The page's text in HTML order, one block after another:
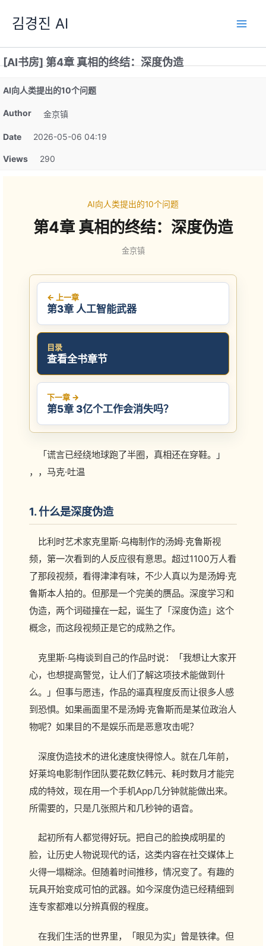
容
김경진 AI
[AI书房] 第4章 真相的终结：深度伪造
AI向人类提出的10个问题
Author 金京镇
Date 2026-05-06 04:19
Views 290
AI向人类提出的10个问题
第4章 真相的终结：深度伪造
金京镇
← 上一章
第3章 人工智能武器
目录
查看全书章节
下一章 →
第5章 3亿个工作会消失吗？
「谎言已经绕地球跑了半圈，真相还在穿鞋。」
，，马克·吐温
1. 什么是深度伪造
比利时艺术家克里斯·乌梅制作的汤姆·克鲁斯视
频，第一次看到的人反应很有意思。超过1100万人看
了那段视频，看得津津有味，不少人真以为是汤姆·克
鲁斯本人拍的。但那是一个完美的赝品。深度学习和
伪造，两个词碰撞在一起，诞生了「深度伪造」这个
概念，而这段视频正是它的成熟之作。
克里斯·乌梅谈到自己的作品时说：「我想让大家开
心，也想提高警觉，让人们了解这项技术能做到什
么。」但事与愿违，作品的逼真程度反而让很多人感
到恐惧。如果画面里不是汤姆·克鲁斯而是某位政治人
物呢？如果目的不是娱乐而是恶意攻击呢？
深度伪造技术的进化速度快得惊人。就在几年前，
好莱坞电影制作团队要花数亿韩元、耗时数月才能完
成的特效，现在用一个手机App几分钟就能做出来。
所需要的，只是几张照片和几秒钟的语音。
起初所有人都觉得好玩。把自己的脸换成明星的
脸，让历史人物说现代的话，这类内容在社交媒体上
火得一塌糊涂。但随着时间推移，情况变了。有趣的
玩具开始变成可怕的武器。如今深度伪造已经精细到
连专家都难以分辨真假的程度。
在我们生活的世界里，「眼见为实」曾是铁律。但